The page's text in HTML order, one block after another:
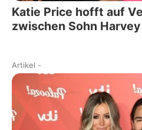
Katie Price hofft auf
zwischen Sohn Harvey
Artikel -